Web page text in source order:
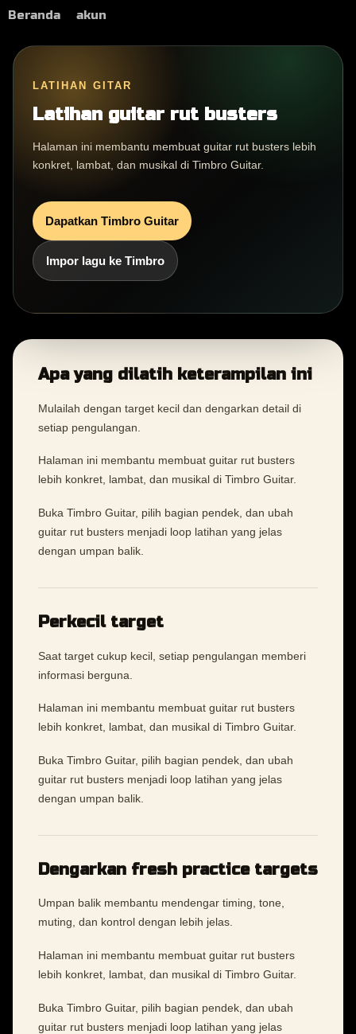
Beranda akun
LATIHAN GITAR
Latihan guitar rut busters
Halaman ini membantu membuat guitar rut busters lebih
konkret, lambat, dan musikal di Timbro Guitar.
Dapatkan Timbro Guitar
Impor lagu ke Timbro
Apa yang dilatih keterampilan ini
Mulailah dengan target kecil dan dengarkan detail di
setiap pengulangan.
Halaman ini membantu membuat guitar rut busters
lebih konkret, lambat, dan musikal di Timbro Guitar.
Buka Timbro Guitar, pilih bagian pendek, dan ubah
guitar rut busters menjadi loop latihan yang jelas
dengan umpan balik.
Perkecil target
Saat target cukup kecil, setiap pengulangan memberi
informasi berguna.
Halaman ini membantu membuat guitar rut busters
lebih konkret, lambat, dan musikal di Timbro Guitar.
Buka Timbro Guitar, pilih bagian pendek, dan ubah
guitar rut busters menjadi loop latihan yang jelas
dengan umpan balik.
Dengarkan fresh practice targets
Umpan balik membantu mendengar timing, tone,
muting, dan kontrol dengan lebih jelas.
Halaman ini membantu membuat guitar rut busters
lebih konkret, lambat, dan musikal di Timbro Guitar.
Buka Timbro Guitar, pilih bagian pendek, dan ubah
guitar rut busters menjadi loop latihan yang jelas